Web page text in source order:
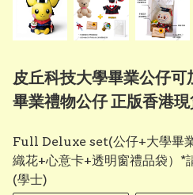
皮丘科技大學畢業公仔
畢業禮物公仔 正版香港
Full Deluxe set(公仔+大學畢
織花+心意卡+透明窗禮品袋）
(學士)